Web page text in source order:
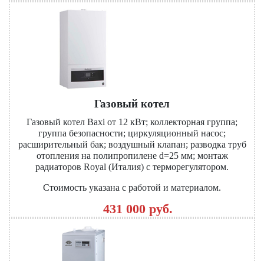
Газовый котел
Газовый котел Baxi от 12 кВт; коллекторная группа;
группа безопасности; циркуляционный насос;
расширительный бак; воздушный клапан; разводка труб
отопления на полипропилене d=25 мм; монтаж
радиаторов Royal (Италия) с терморегулятором.
Стоимость указана с работой и материалом.
431 000 руб.